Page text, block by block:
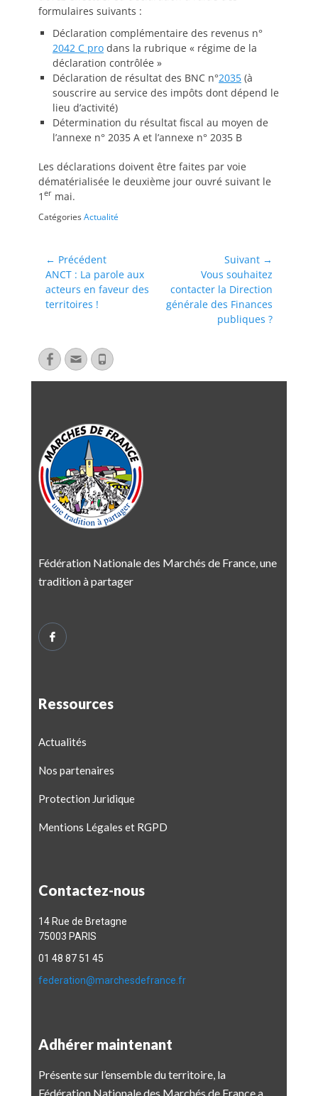
formulaires suivants :
Déclaration complémentaire des revenus n°
2042 C pro dans la rubrique « régime de la
déclaration contrôlée »
Déclaration de résultat des BNC n°2035 (à
souscrire au service des impôts dont dépend le
lieu d’activité)
Détermination du résultat fiscal au moyen de
l’annexe n° 2035 A et l’annexe n° 2035 B
Les déclarations doivent être faites par voie
dématérialisée le deuxième jour ouvré suivant le
1 er mai.
CatégoriesActualité
← Précédent
ANCT : La parole aux
acteurs en faveur des
territoires !
Suivant →
Vous souhaitez
contacter la Direction
générale des Finances
publiques ?
Fédération Nationale des Marchés de France, une
tradition à partager
Ressources
Actualités
Nos partenaires
Protection Juridique
Mentions Légales et RGPD
Contactez-nous
14 Rue de Bretagne
75003 PARIS
01 48 87 51 45
federation@marchesdefrance.fr
Adhérer maintenant
Présente sur l’ensemble du territoire, la
Fédération Nationale des Marchés de France a